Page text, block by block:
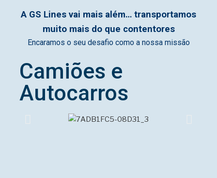
A GS Lines vai mais além… transportamos
muito mais do que contentores
Encaramos o seu desafio como a nossa missão
Camiões e
Autocarros